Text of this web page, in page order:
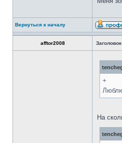
Вернуться к началу
afftor2008
+
На